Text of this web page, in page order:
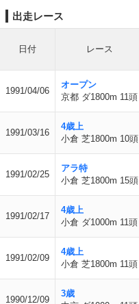
出走レース
日付 レース
1991/04/06
オープン
京都 ダ1800m 11頭
1991/03/16
4歳上
小倉 芝1800m 10頭
1991/02/25
アラ特
小倉 芝1800m 15頭
1991/02/17
4歳上
小倉 ダ1000m 11頭
1991/02/09
4歳上
小倉 芝1800m 11頭
1990/12/09
3歳